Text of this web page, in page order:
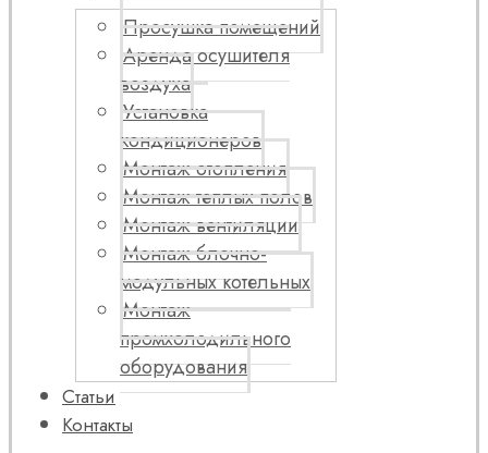
Просушка помещений
Аренда осушителя
воздуха
Установка
кондиционеров
Монтаж отопления
Монтаж теплых полов
Монтаж вентиляции
Монтаж блочно-
модульных котельных
Монтаж
промхолодильного
оборудования
Статьи
Контакты